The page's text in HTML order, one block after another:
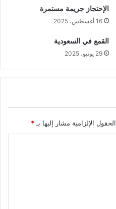
الإحتجاز جريمة مستمرة
16 أغسطس، 2025
القمع في السعودية
29 يونيو، 2025
الحقول الإلزامية مشار إليها بـ *